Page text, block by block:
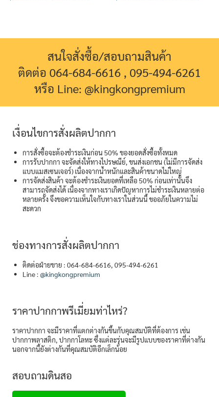
สนใจสั่งซื้อ/สอบถามสินค้า
ติดต่อ 064-684-6616 , 095-494-6261
หรือ Line: @kingkongpremium
เงื่อนไขการสั่งผลิตปากกา
การสั่งซื้อจะต้องชำระเงินก่อน 50% ของยอดสั่งซื้อทั้งหมด
การรับปากกา จะจัดส่งให้ทางไปรษณีย์, ขนส่งเอกชน (ไม่มีการจัดส่ง
แบบแมสเซนเจอร์) เนื่องจากน้ำหนักและสินค้าขนาดไม่ใหญ่
การจัดส่งสินค้า จะต้องชำระเงินยอดที่เหลือ 50% ก่อนเท่านั้นจึง
สามารถจัดส่งได้ เนื่องจากทางเราเกิดปัญหาการไม่ชำระเงินหลายต่อ
หลายครั้ง จึงขอความเห็นใจกับทางเราในส่วนนี้ ขออภัยในความไม่
สะดวก
ช่องทางการสั่งผลิตปากกา
ติดต่อฝ่ายขาย : 064-684-6616, 095-494-6261
Line : @kingkongpremium
ราคาปากกาพรีเมี่ยมท่าไหร่?
ราคาปากกา จะมีราคาที่แตกต่างกันขึ้นกับคุณสมบัติที่ต้องการ เช่น
ปากกาพลาสติก, ปากกาโลหะ ซึ่งแต่ละรุ่นจะมีรูปแบบของราคาที่ต่างกัน
นอกจากนี้ยังต่างกันที่คุณสมบัติอีกเล็กน้อย
สอบถามดินสอ